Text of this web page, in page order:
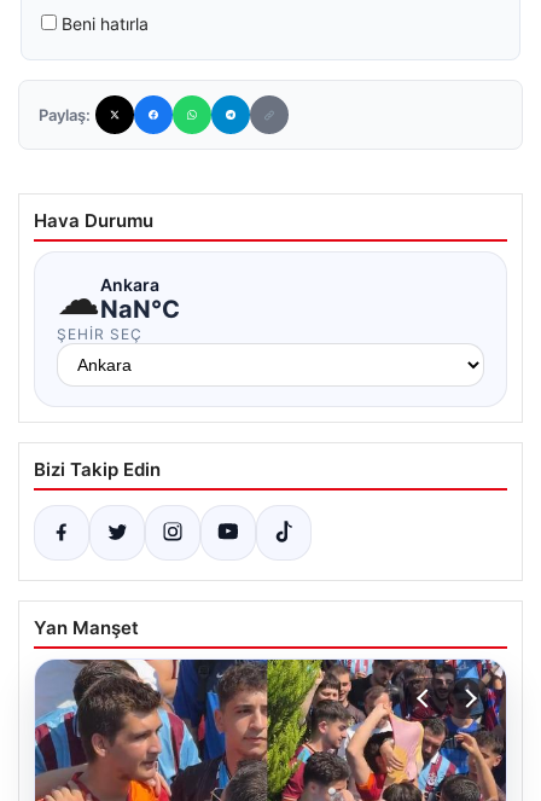
Beni hatırla
Paylaş:
Hava Durumu
☁Ankara
NaN°C
ŞEHIR SEÇ
Bizi Takip Edin
Yan Manşet